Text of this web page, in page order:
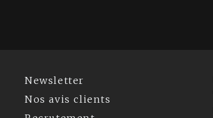
Newsletter
Nos avis clients